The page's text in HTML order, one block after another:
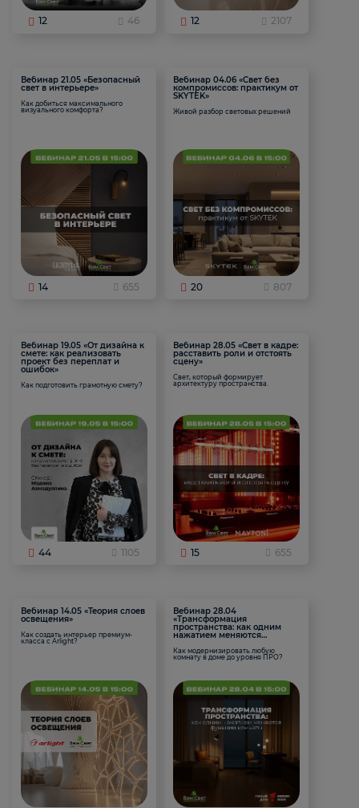
12 46 12 2107
Вебинар 21.05 «Безопасный
свет в интерьере»
Как добиться максимального
визуального комфорта?
14 655
Вебинар 04.06 «Свет без
компромиссов: практикум от
SKYTEK»
Живой разбор световых решений
20 807
Вебинар 19.05 «От дизайна к
смете: как реализовать
проект без переплат и
ошибок»
Как подготовить грамотную смету?
44 1105
Вебинар 28.05 «Свет в кадре:
расставить роли и отстоять
сцену»
Свет, который формирует
архитектуру пространства.
15 655
Вебинар 14.05 «Теория слоев
освещения»
Как создать интерьер премиум-
класса с Arlight?
Вебинар 28.04
«Трансформация
пространства: как одним
нажатием меняются
Как модернизировать любую
комнату в доме до уровня ПРО?